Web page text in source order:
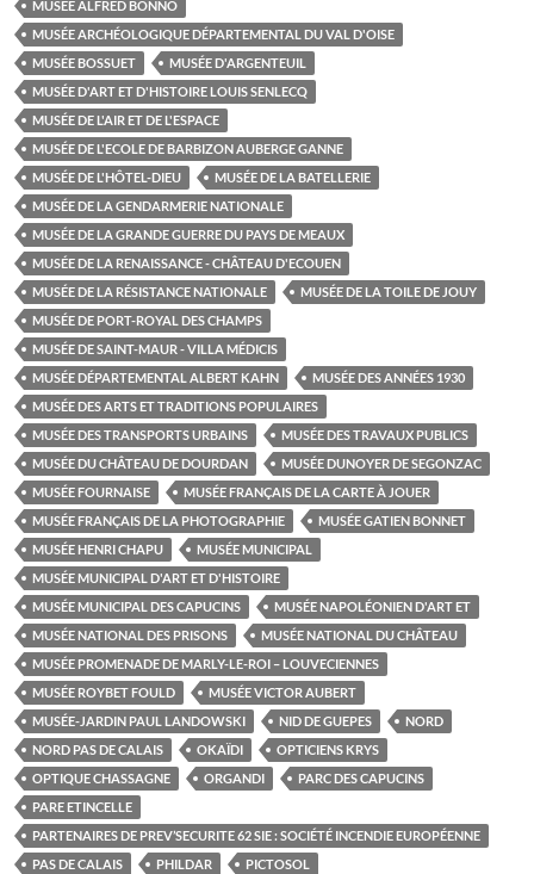
MUSÉE ALFRED BONNO
MUSÉE ARCHÉOLOGIQUE DÉPARTEMENTAL DU VAL D'OISE
MUSÉE BOSSUET
MUSÉE D'ARGENTEUIL
MUSÉE D'ART ET D'HISTOIRE LOUIS SENLECQ
MUSÉE DE L'AIR ET DE L'ESPACE
MUSÉE DE L'ECOLE DE BARBIZON AUBERGE GANNE
MUSÉE DE L'HÔTEL-DIEU
MUSÉE DE LA BATELLERIE
MUSÉE DE LA GENDARMERIE NATIONALE
MUSÉE DE LA GRANDE GUERRE DU PAYS DE MEAUX
MUSÉE DE LA RENAISSANCE - CHÂTEAU D'ECOUEN
MUSÉE DE LA RÉSISTANCE NATIONALE
MUSÉE DE LA TOILE DE JOUY
MUSÉE DE PORT-ROYAL DES CHAMPS
MUSÉE DE SAINT-MAUR - VILLA MÉDICIS
MUSÉE DÉPARTEMENTAL ALBERT KAHN
MUSÉE DES ANNÉES 1930
MUSÉE DES ARTS ET TRADITIONS POPULAIRES
MUSÉE DES TRANSPORTS URBAINS
MUSÉE DES TRAVAUX PUBLICS
MUSÉE DU CHÂTEAU DE DOURDAN
MUSÉE DUNOYER DE SEGONZAC
MUSÉE FOURNAISE
MUSÉE FRANÇAIS DE LA CARTE À JOUER
MUSÉE FRANÇAIS DE LA PHOTOGRAPHIE
MUSÉE GATIEN BONNET
MUSÉE HENRI CHAPU
MUSÉE MUNICIPAL
MUSÉE MUNICIPAL D'ART ET D'HISTOIRE
MUSÉE MUNICIPAL DES CAPUCINS
MUSÉE NAPOLÉONIEN D'ART ET
MUSÉE NATIONAL DES PRISONS
MUSÉE NATIONAL DU CHÂTEAU
MUSÉE PROMENADE DE MARLY-LE-ROI – LOUVECIENNES
MUSÉE ROYBET FOULD
MUSÉE VICTOR AUBERT
MUSÉE-JARDIN PAUL LANDOWSKI
NID DE GUEPES
NORD
NORD PAS DE CALAIS
OKAÏDI
OPTICIENS KRYS
OPTIQUE CHASSAGNE
ORGANDI
PARC DES CAPUCINS
PARE ETINCELLE
PARTENAIRES DE PREV’SECURITE 62 SIE : SOCIÉTÉ INCENDIE EUROPÉENNE
PAS DE CALAIS
PHILDAR
PICTOSOL